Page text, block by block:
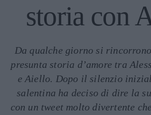
storia con
Da qualche giorno si
presunta storia d’amore tra
e Aiello. Dopo il silenzio
salentina ha deciso di dire la
con un tweet molto divertente